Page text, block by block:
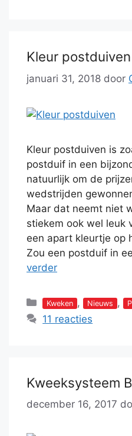
Kleur postduiven
januari 31, 2018 door
Kleur postduiven is
postduif in een
natuurlijk om de
wedstrijden
Maar dat neemt niet
stiekem ook wel leuk
een apart kleurtje op
Zou een postduif in
verder
Categorieën
Kweken , Nieuws ,
11 reacties
Kweeksysteem
december 16, 2017